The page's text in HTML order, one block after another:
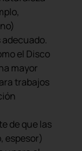
el Disco
mayor
trabajos
de que las
espesor)